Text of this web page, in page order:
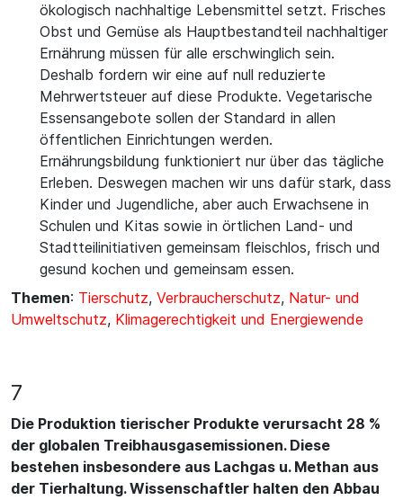
ökologisch nachhaltige Lebensmittel setzt. Frisches
Obst und Gemüse als Hauptbestandteil nachhaltiger
Ernährung müssen für alle erschwinglich sein.
Deshalb fordern wir eine auf null reduzierte
Mehrwertsteuer auf diese Produkte. Vegetarische
Essensangebote sollen der Standard in allen
öffentlichen Einrichtungen werden.
Ernährungsbildung funktioniert nur über das tägliche
Erleben. Deswegen machen wir uns dafür stark, dass
Kinder und Jugendliche, aber auch Erwachsene in
Schulen und Kitas sowie in örtlichen Land- und
Stadtteilinitiativen gemeinsam fleischlos, frisch und
gesund kochen und gemeinsam essen.
Themen: Tierschutz, Verbraucherschutz, Natur- und
Umweltschutz, Klimagerechtigkeit und Energiewende
7
Die Produktion tierischer Produkte verursacht 28 %
der globalen Treibhausgasemissionen. Diese
bestehen insbesondere aus Lachgas u. Methan aus
der Tierhaltung. Wissenschaftler halten den Abbau